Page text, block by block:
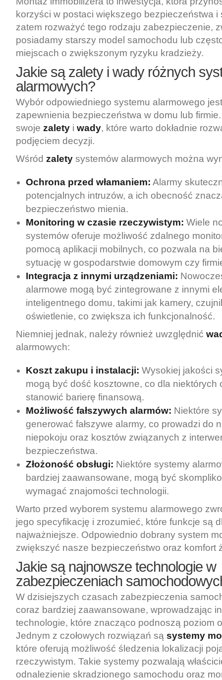
korzyści w postaci większego bezpieczeństwa i
zatem rozważyć tego rodzaju zabezpieczenie,
posiadamy starszy model samochodu lub
miejscach o zwiększonym ryzyku kradzieży.
Jakie są zalety i wady różnych
alarmowych?
Wybór odpowiedniego systemu alarmowego
zapewnienia bezpieczeństwa w domu lub
swoje zalety i wady, które warto dokładnie
podjęciem decyzji.
Wśród zalety systemów alarmowych można
Ochrona przed włamaniem: Alarmy
potencjalnych intruzów, a ich obecność
bezpieczeństwo mienia.
Monitoring w czasie rzeczywistym: Wiele
systemów oferuje możliwość zdalnego
pomocą aplikacji mobilnych, co pozwala na
sytuację w gospodarstwie domowym czy
Integracja z innymi urządzeniami:
alarmowe mogą być zintegrowane z innymi
inteligentnego domu, takimi jak kamery,
oświetlenie, co zwiększa ich funkcjonalność.
Niemniej jednak, należy również uwzględnić
alarmowych:
Koszt zakupu i instalacji: Wysokiej jakości
mogą być dość kosztowne, co dla niektórych
stanowić barierę finansową.
Możliwość fałszywych alarmów: Niektóre
generować fałszywe alarmy, co prowadzi do
niepokoju oraz kosztów związanych z
bezpieczeństwa.
Złożoność obsługi: Niektóre systemy
bardziej zaawansowane, mogą być
wymagać znajomości technologii.
Warto przed wyborem systemu alarmowego
jego specyfikację i zrozumieć, które funkcje są
najważniejsze. Odpowiednio dobrany system
zwiększyć nasze bezpieczeństwo oraz komfort
Jakie są najnowsze technologie w
zabezpieczeniach
W dzisiejszych czasach zabezpieczenia
coraz bardziej zaawansowane, wprowadzając
technologie, które znacząco podnoszą poziom
Jednym z czołowych rozwiązań są systemy
które oferują możliwość śledzenia lokalizacji
rzeczywistym. Takie systemy pozwalają
odnalezienie skradzionego samochodu oraz